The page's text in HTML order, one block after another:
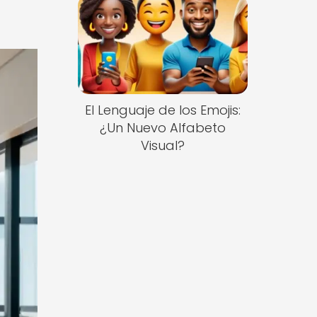
El Lenguaje de los Emojis:
¿Un Nuevo Alfabeto
Visual?